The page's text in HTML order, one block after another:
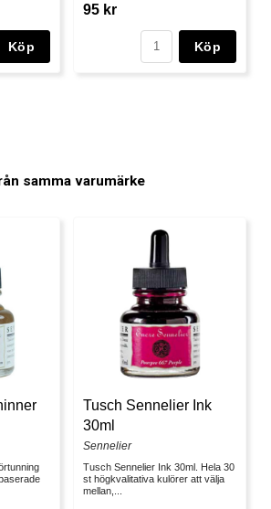
Köp
95 kr
Köp
samma varumärke
Tusch Sennelier Ink
30ml
Sennelier
Tusch Sennelier Ink 30ml. Hela 30
st högkvalitativa kulörer att välja
mellan,...